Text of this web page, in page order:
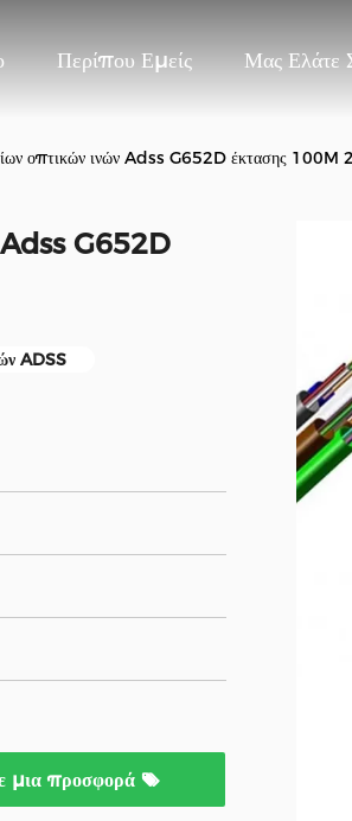
Περίπου Εμείς Μας Ελάτε
οπτικών ινών Adss G652D έκτασης 100M
Adss G652D
ADSS
μια προσφορά